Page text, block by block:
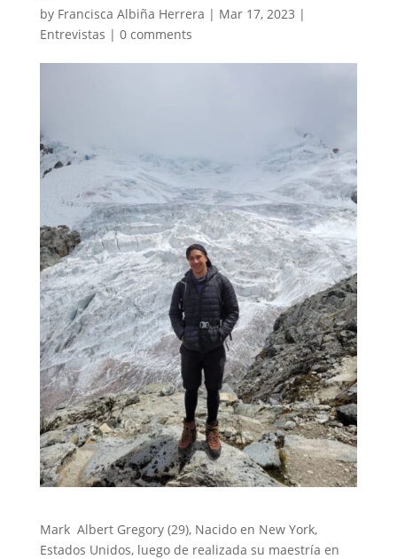
by Francisca Albiña Herrera | Mar 17, 2023 |
Entrevistas | 0 comments
Mark Albert Gregory (29), Nacido en New York,
Estados Unidos, luego de realizada su maestría en